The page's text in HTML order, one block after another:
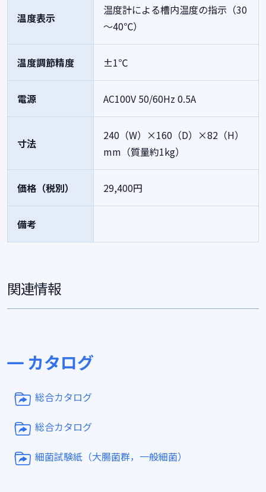
温度表示
温度計による槽内温度の指示（30
～40℃）
温度調節精度 ±1℃
電源 AC100V 50/60Hz 0.5A
寸法
240（W）×160（D）×82（H）
mm（質量約1kg）
価格（税別） 29,400円
備考
関連情報
カタログ
総合カタログ
総合カタログ
細菌試験紙（大腸菌群，一般細菌）